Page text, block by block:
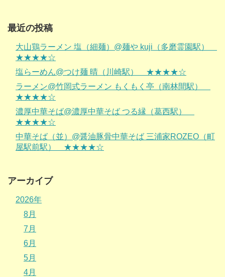
最近の投稿
大山鶏ラーメン 塩（細麺）@麺や kuji（多磨霊園駅）
★★★★☆
塩らーめん@つけ麺 晴（川崎駅） ★★★★☆
ラーメン@竹岡式ラーメン もくもく亭（南林間駅）
★★★★☆
濃厚中華そば@濃厚中華そば つる縁（葛西駅）
★★★★☆
中華そば（並）@醤油豚骨中華そば 三浦家ROZEO（町
屋駅前駅） ★★★★☆
アーカイブ
2026年
8月
7月
6月
5月
4月